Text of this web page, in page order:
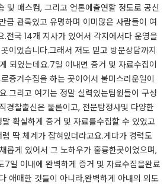
및 매스컴, 그리고 언론에출연할 정도로 공신
큼 관록있고 유명하며 이미많은 사람들이 여
.​전국 14개 지사가 있어서 각지에서다 운영을
이었습니다.​그래서 저도 믿고 방문상담까지
되었는데요.​7일 이내면 증거 및 자료수집이
증거수집을 하는 곳이어서 불미스러운일이
.​그리고 여기는 정말 실력있는팀원들이 구성
경찰출신은 물론이고, 전문탐정사및 다양한
확실하게 증거 및 자료를수집할 수 있었고
딱 체계가 잡혀있더라고요.​게다가 경력도
롭게 있어서 그 노하우가 훌륭한곳이었으며,
7일 이내에 완벽하게 증거 및 자료수집을완료
애매한 것들이 아니라,완벽하게 아내의 외도